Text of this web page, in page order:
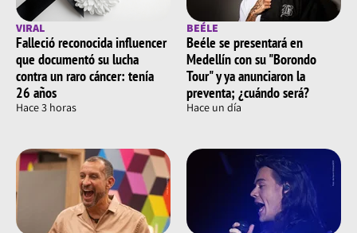
VIRAL
Falleció reconocida influencer
que documentó su lucha
contra un raro cáncer: tenía
26 años
Hace 3 horas
BEÉLE
Beéle se presentará en
Medellín con su "Borondo
Tour" y ya anunciaron la
preventa; ¿cuándo será?
Hace un día